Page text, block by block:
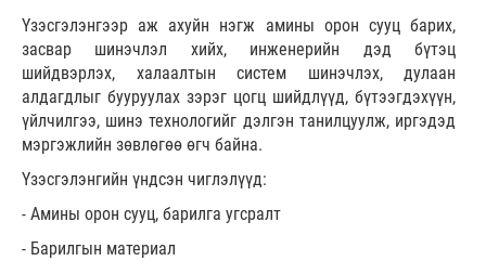
Үзэсгэлэнгээр аж ахуйн нэгж амины орон сууц барих,
засвар шинэчлэл хийх, инженерийн дэд бүтэц
шийдвэрлэх, халаалтын систем шинэчлэх, дулаан
алдагдлыг бууруулах зэрэг цогц шийдлүүд, бүтээгдэхүүн,
үйлчилгээ, шинэ технологийг дэлгэн танилцуулж, иргэдэд
мэргэжлийн зөвлөгөө өгч байна.
Үзэсгэлэнгийн үндсэн чиглэлүүд:
- Амины орон сууц, барилга угсралт
- Барилгын материал